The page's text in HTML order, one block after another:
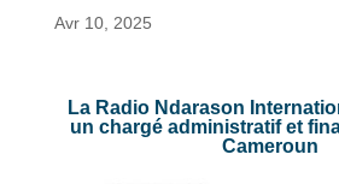
Avr 10, 2025
La Radio Ndarason
un chargé administratif et
Cameroun